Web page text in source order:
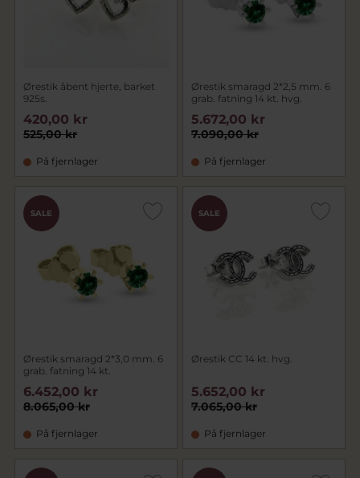
Ørestik åbent hjerte, barket
925s.
525,00 kr
420,00 kr
På fjernlager
Ørestik smaragd 2*2,5 mm. 6
grab. fatning 14 kt. hvg.
7.090,00 kr
5.672,00 kr
På fjernlager
SALE
Ørestik smaragd 2*3,0 mm. 6
grab. fatning 14 kt.
8.065,00 kr
6.452,00 kr
På fjernlager
SALE
Ørestik CC 14 kt. hvg.
7.065,00 kr
5.652,00 kr
På fjernlager